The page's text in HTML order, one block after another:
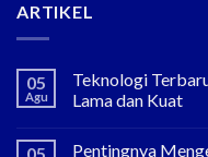
ARTIKEL
05
Agu
Teknologi
Lama dan Kuat
Pentingnya